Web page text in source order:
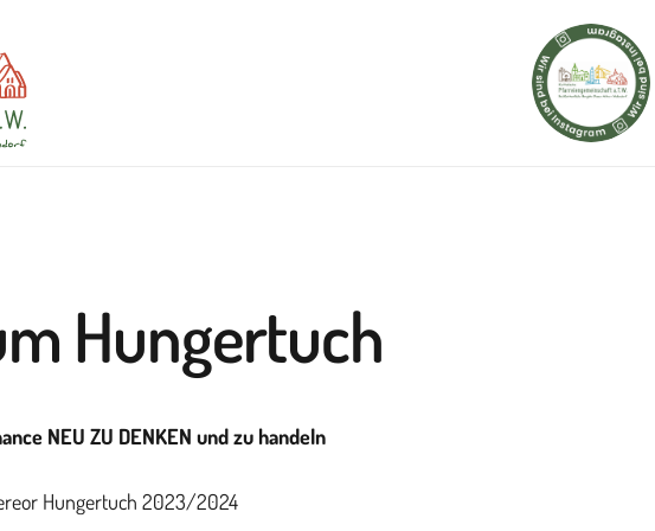
Hungertuch
NEU ZU DENKEN und zu handeln
Hungertuch 2023/2024